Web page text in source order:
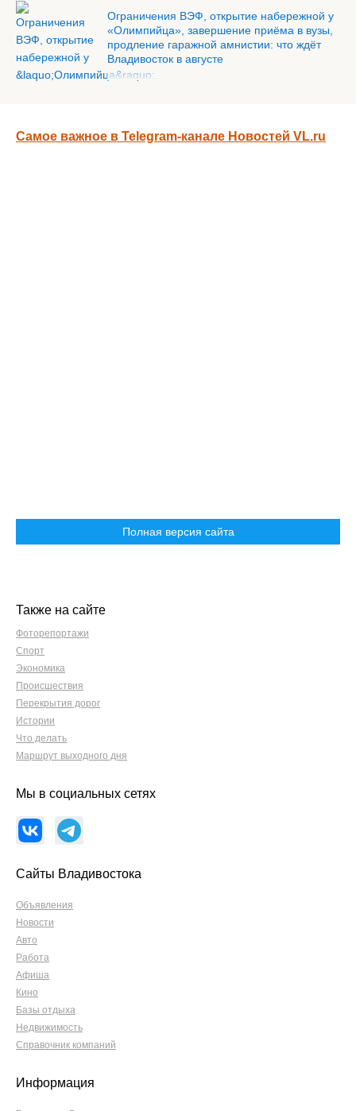
Ограничения ВЭФ, открытие набережной у
«Олимпийца», завершение приёма в вузы,
продление гаражной амнистии: что ждёт
Владивосток в августе
Самое важное в Telegram-канале Новостей VL.ru
Полная версия сайта
Также на сайте
Фоторепортажи
Спорт
Экономика
Происшествия
Перекрытия дорог
Истории
Что делать
Маршрут выходного дня
Мы в социальных сетях
Сайты Владивостока
Объявления
Новости
Авто
Работа
Афиша
Кино
Базы отдыха
Недвижимость
Справочник компаний
Информация